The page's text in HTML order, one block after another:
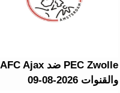
والقنوات 2026-08-09